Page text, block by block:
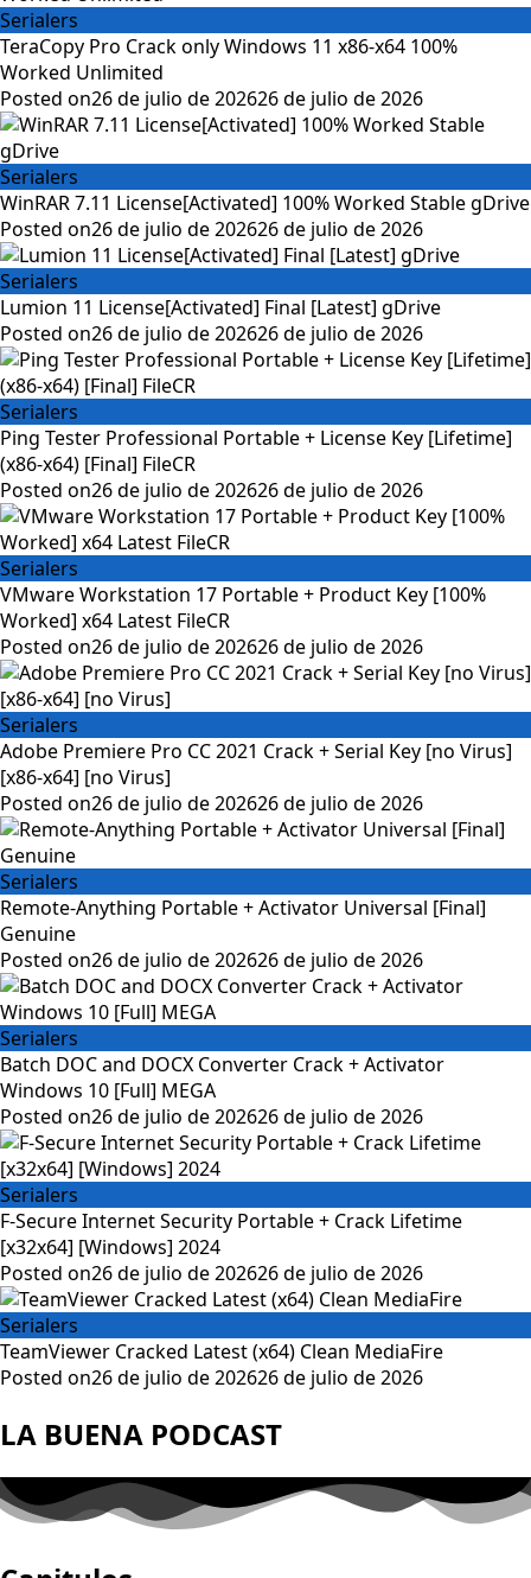
Serialers
TeraCopy Pro Crack only Windows 11 x86-x64 100%
Worked Unlimited
Posted on26 de julio de 202626 de julio de 2026
Serialers
WinRAR 7.11 License[Activated] 100% Worked Stable gDrive
Posted on26 de julio de 202626 de julio de 2026
Serialers
Lumion 11 License[Activated] Final [Latest] gDrive
Posted on26 de julio de 202626 de julio de 2026
Serialers
Ping Tester Professional Portable + License Key [Lifetime]
(x86-x64) [Final] FileCR
Posted on26 de julio de 202626 de julio de 2026
Serialers
VMware Workstation 17 Portable + Product Key [100%
Worked] x64 Latest FileCR
Posted on26 de julio de 202626 de julio de 2026
Serialers
Adobe Premiere Pro CC 2021 Crack + Serial Key [no Virus]
[x86-x64] [no Virus]
Posted on26 de julio de 202626 de julio de 2026
Serialers
Remote-Anything Portable + Activator Universal [Final]
Genuine
Posted on26 de julio de 202626 de julio de 2026
Serialers
Batch DOC and DOCX Converter Crack + Activator
Windows 10 [Full] MEGA
Posted on26 de julio de 202626 de julio de 2026
Serialers
F-Secure Internet Security Portable + Crack Lifetime
[x32x64] [Windows] 2024
Posted on26 de julio de 202626 de julio de 2026
Serialers
TeamViewer Cracked Latest (x64) Clean MediaFire
Posted on26 de julio de 202626 de julio de 2026
LA BUENA PODCAST